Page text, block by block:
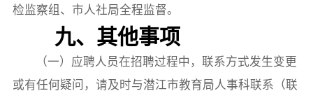
检监察组、市人社局全程监督。
九、其他事项
（一）应聘人员在招聘过程中，联系方式发生变更
或有任何疑问，请及时与潜江市教育局人事科联系（联